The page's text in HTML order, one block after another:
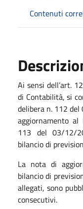
Contenuti
Ai sensi dell’art.
di Contabilità, si
delibera n. 112
aggiornamento
113 del 03/12/
bilancio di
La nota di
bilancio di
allegati, sono
consecutivi.